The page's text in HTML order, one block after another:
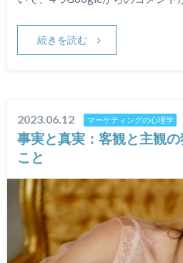
続きを読む
2023.06.12 マーケティングの心理学
事実と真実：客観と主観
こと